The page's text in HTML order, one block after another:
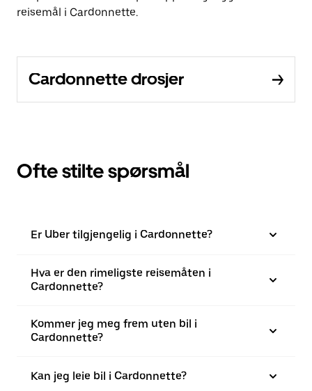
reisemål i Cardonnette.
Cardonnette drosjer
Ofte stilte spørsmål
Er Uber tilgjengelig i Cardonnette?
Hva er den rimeligste reisemåten i
Cardonnette?
Kommer jeg meg frem uten bil i
Cardonnette?
Kan jeg leie bil i Cardonnette?